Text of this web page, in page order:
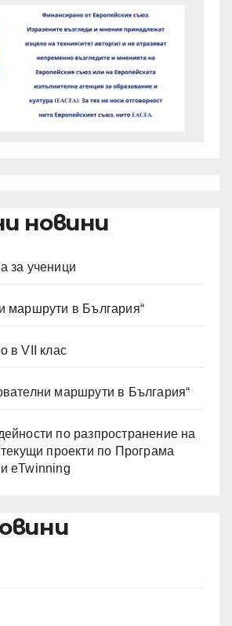
новини
за ученици
маршрути в България“
в VII клас
маршрути в България“
по разпространение на
текущи проекти по Програма
eTwinning